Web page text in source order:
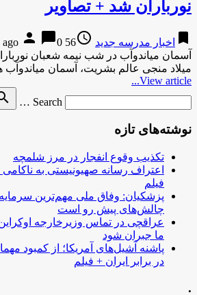
نورباران شد + تصاویر
bookmark اخبار مدرسه جدید access_time
56 years ago
person chat_bubble0
آسمان میاندوآب در شب نیمه شعبان
میلاد منجی عالم بشریت، آسمان
View article...
Search …
نوشته‌های تازه
تکذیب وقوع انفجار در مرز شلمچه
اعتراف رسانه صهیونیستی به ناکامی
فیلم
پزشکیان: وفاق ملی مهم‌ترین سرمایه
چالش‌های پیش رو است
عراقچی در تماس وزیرخارجه
ما جبران شود
پاشنه آشیل‌های آمریکا؛ از کمبود
در برابر ایران + فیلم
.